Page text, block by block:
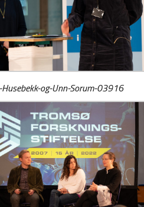
og-Unn-Sorum-03916